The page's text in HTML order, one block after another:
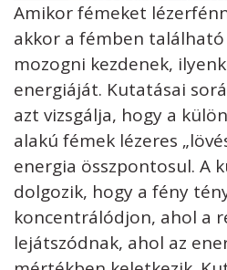
Amikor fémeket
akkor a fémben
mozogni kezdenek,
energiáját. Kutatásai
azt vizsgálja, hogy a
alakú fémek lézeres
energia összpontosul. A
dolgozik, hogy a fény
koncentrálódjon, ahol a
lejátszódnak, ahol az